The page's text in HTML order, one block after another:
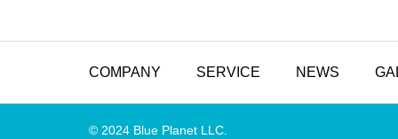
COMPANY SERVICE NEWS
© 2024 Blue Planet LLC.